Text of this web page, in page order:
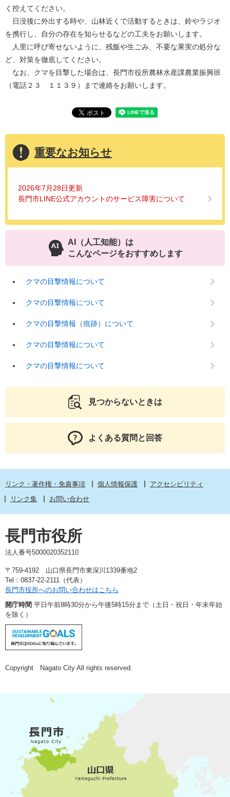
く控えてください。
日没後に外出する時や、山林近くで活動するときは、鈴やラジオ
を携行し、自分の存在を知らせるなどの工夫をお願いします。
人里に呼び寄せないように、残飯や生ごみ、不要な果実の処分な
ど、対策を徹底してください。
なお、クマを目撃した場合は、長門市役所農林水産課農業振興班
（電話２３ １１３９）まで連絡をお願いします。
重要なお知らせ
2026年7月28日更新
長門市LINE公式アカウントのサービス障害について
AI（人工知能）は
こんなページをおすすめします
クマの目撃情報について
クマの目撃情報について
クマの目撃情報（痕跡）について
クマの目撃情報について
クマの目撃情報について
見つからないときは
よくある質問と回答
リンク・著作権・免責事項 個人情報保護
アクセシビリティ
リンク集
お問い合わせ
長門市役所
法人番号5000020352110
〒759-4192 山口県長門市東深川1339番地2
Tel：0837-22-2111（代表）
長門市役所へのお問い合わせはこちら
開庁時間 平日午前8時30分から午後5時15分まで（土日・祝日・年末年始
を除く）
Copyright Nagato City All rights reserved.